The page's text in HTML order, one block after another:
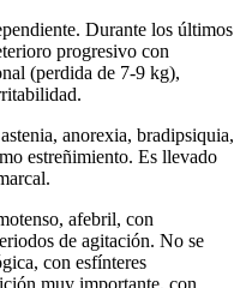
Durante los últimos
progresivo con
(perdida de 7-9 kg),
anorexia, bradipsiquia,
estreñimiento. Es llevado
afebril, con
de agitación. No se
con esfínteres
muy importante, con